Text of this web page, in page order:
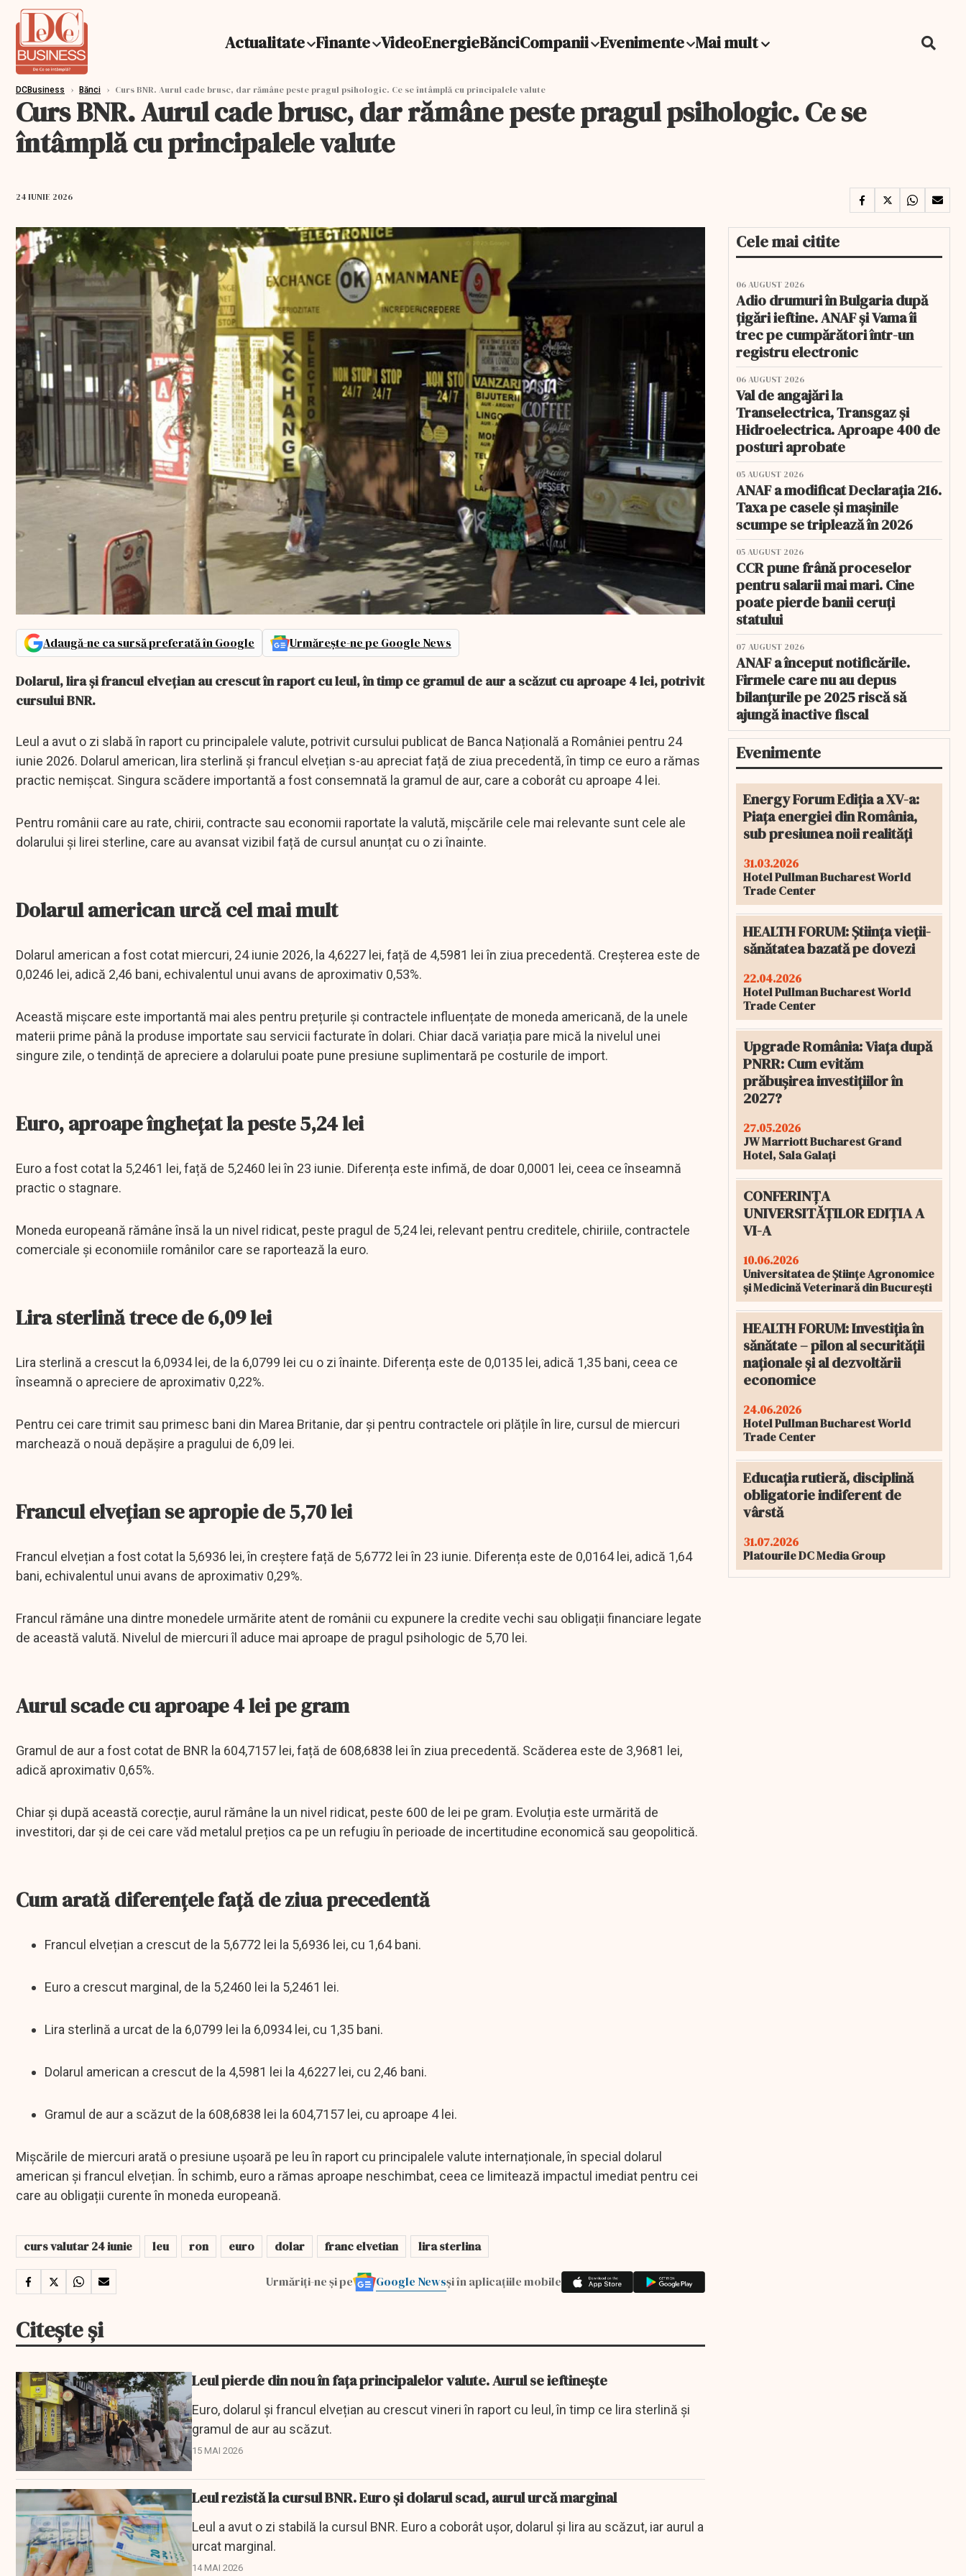
Actualitate Finante VideoEnergieBănciCompanii Evenimente Mai mult
DCBusiness › Bănci › Curs BNR. Aurul cade brusc, dar rămâne peste pragul psihologic. Ce se întâmplă cu principalele valute
Curs BNR. Aurul cade brusc, dar rămâne peste pragul psihologic. Ce se
întâmplă cu principalele valute
24 IUNIE 2026
Adaugă-ne ca sursă preferată în Google Urmărește-ne pe Google News
Dolarul, lira și francul elvețian au crescut în raport cu leul, în timp ce gramul de aur a scăzut cu aproape 4 lei, potrivit
cursului BNR.
Leul a avut o zi slabă în raport cu principalele valute, potrivit cursului publicat de Banca Națională a României pentru 24
iunie 2026. Dolarul american, lira sterlină și francul elvețian s-au apreciat față de ziua precedentă, în timp ce euro a rămas
practic nemișcat. Singura scădere importantă a fost consemnată la gramul de aur, care a coborât cu aproape 4 lei.
Pentru românii care au rate, chirii, contracte sau economii raportate la valută, mișcările cele mai relevante sunt cele ale
dolarului și lirei sterline, care au avansat vizibil față de cursul anunțat cu o zi înainte.
Dolarul american urcă cel mai mult
Dolarul american a fost cotat miercuri, 24 iunie 2026, la 4,6227 lei, față de 4,5981 lei în ziua precedentă. Creșterea este de
0,0246 lei, adică 2,46 bani, echivalentul unui avans de aproximativ 0,53%.
Această mișcare este importantă mai ales pentru prețurile și contractele influențate de moneda americană, de la unele
materii prime până la produse importate sau servicii facturate în dolari. Chiar dacă variația pare mică la nivelul unei
singure zile, o tendință de apreciere a dolarului poate pune presiune suplimentară pe costurile de import.
Euro, aproape înghețat la peste 5,24 lei
Euro a fost cotat la 5,2461 lei, față de 5,2460 lei în 23 iunie. Diferența este infimă, de doar 0,0001 lei, ceea ce înseamnă
practic o stagnare.
Moneda europeană rămâne însă la un nivel ridicat, peste pragul de 5,24 lei, relevant pentru creditele, chiriile, contractele
comerciale și economiile românilor care se raportează la euro.
Lira sterlină trece de 6,09 lei
Lira sterlină a crescut la 6,0934 lei, de la 6,0799 lei cu o zi înainte. Diferența este de 0,0135 lei, adică 1,35 bani, ceea ce
înseamnă o apreciere de aproximativ 0,22%.
Pentru cei care trimit sau primesc bani din Marea Britanie, dar și pentru contractele ori plățile în lire, cursul de miercuri
marchează o nouă depășire a pragului de 6,09 lei.
Francul elvețian se apropie de 5,70 lei
Francul elvețian a fost cotat la 5,6936 lei, în creștere față de 5,6772 lei în 23 iunie. Diferența este de 0,0164 lei, adică 1,64
bani, echivalentul unui avans de aproximativ 0,29%.
Francul rămâne una dintre monedele urmărite atent de românii cu expunere la credite vechi sau obligații financiare legate
de această valută. Nivelul de miercuri îl aduce mai aproape de pragul psihologic de 5,70 lei.
Aurul scade cu aproape 4 lei pe gram
Gramul de aur a fost cotat de BNR la 604,7157 lei, față de 608,6838 lei în ziua precedentă. Scăderea este de 3,9681 lei,
adică aproximativ 0,65%.
Chiar și după această corecție, aurul rămâne la un nivel ridicat, peste 600 de lei pe gram. Evoluția este urmărită de
investitori, dar și de cei care văd metalul prețios ca pe un refugiu în perioade de incertitudine economică sau geopolitică.
Cum arată diferențele față de ziua precedentă
Francul elvețian a crescut de la 5,6772 lei la 5,6936 lei, cu 1,64 bani.
Euro a crescut marginal, de la 5,2460 lei la 5,2461 lei.
Lira sterlină a urcat de la 6,0799 lei la 6,0934 lei, cu 1,35 bani.
Dolarul american a crescut de la 4,5981 lei la 4,6227 lei, cu 2,46 bani.
Gramul de aur a scăzut de la 608,6838 lei la 604,7157 lei, cu aproape 4 lei.
Mișcările de miercuri arată o presiune ușoară pe leu în raport cu principalele valute internaționale, în special dolarul
american și francul elvețian. În schimb, euro a rămas aproape neschimbat, ceea ce limitează impactul imediat pentru cei
care au obligații curente în moneda europeană.
curs valutar 24 iunie leu ron euro dolar franc elvetian lira sterlina
Urmăriți-ne și pe Google Newsși în aplicațiile mobile
Citește și
Leul pierde din nou în fața principalelor valute. Aurul se ieftinește
Euro, dolarul și francul elvețian au crescut vineri în raport cu leul, în timp ce lira sterlină și
gramul de aur au scăzut.
15 MAI 2026
Leul rezistă la cursul BNR. Euro și dolarul scad, aurul urcă marginal
Leul a avut o zi stabilă la cursul BNR. Euro a coborât ușor, dolarul și lira au scăzut, iar aurul a
urcat marginal.
14 MAI 2026
Cele mai citite
06 AUGUST 2026
Adio drumuri în Bulgaria după
țigări ieftine. ANAF și Vama îi
trec pe cumpărători într-un
registru electronic
06 AUGUST 2026
Val de angajări la
Transelectrica, Transgaz și
Hidroelectrica. Aproape 400 de
posturi aprobate
05 AUGUST 2026
ANAF a modificat Declarația 216.
Taxa pe casele și mașinile
scumpe se triplează în 2026
05 AUGUST 2026
CCR pune frână proceselor
pentru salarii mai mari. Cine
poate pierde banii ceruți
statului
07 AUGUST 2026
ANAF a început notificările.
Firmele care nu au depus
bilanțurile pe 2025 riscă să
ajungă inactive fiscal
Evenimente
Energy Forum Ediția a XV-a:
Piața energiei din România,
sub presiunea noii realități
31.03.2026
Hotel Pullman Bucharest World
Trade Center
HEALTH FORUM: Știința vieții-
sănătatea bazată pe dovezi
22.04.2026
Hotel Pullman Bucharest World
Trade Center
Upgrade România: Viața după
PNRR: Cum evităm
prăbușirea investițiilor în
2027?
27.05.2026
JW Marriott Bucharest Grand
Hotel, Sala Galați
CONFERINȚA
UNIVERSITĂȚILOR EDIȚIA A
VI-A
10.06.2026
Universitatea de Științe Agronomice
și Medicină Veterinară din București
HEALTH FORUM: Investiția în
sănătate – pilon al securității
naționale și al dezvoltării
economice
24.06.2026
Hotel Pullman Bucharest World
Trade Center
Educația rutieră, disciplină
obligatorie indiferent de
vârstă
31.07.2026
Platourile DC Media Group